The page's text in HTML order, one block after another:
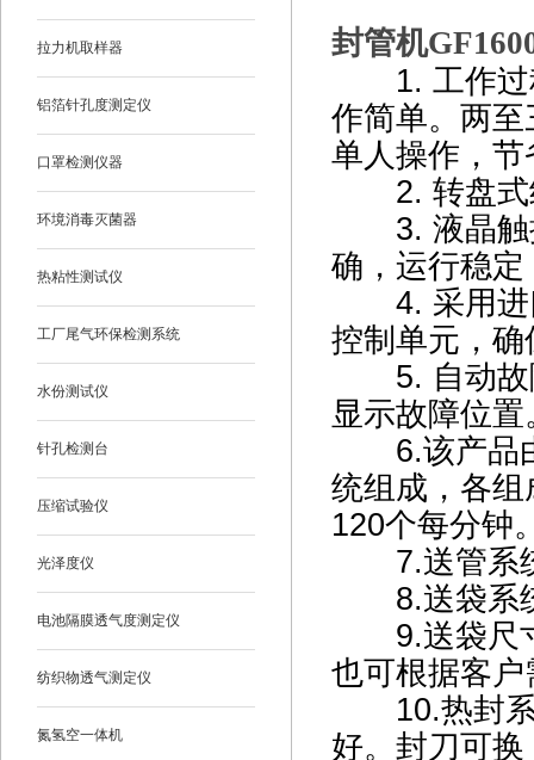
质
拉力机取样器
铝箔针孔度测定仪
口罩检测仪器
环境消毒灭菌器
热粘性测试仪
工厂尾气环保检测系统
水份测试仪
针孔检测台
压缩试验仪
光泽度仪
电池隔膜透气度测定仪
纺织物透气测定仪
氮氢空一体机
封管机
1. 工作过
作简单。两
单人操作，
2. 转盘式
3. 液晶触
确，运行稳
4. 采用进
控制单元，
5. 自动故
显示故障位置
6.该产品由
统组成，各
120个每分钟
7.送管系统
8.送袋系统
9.送袋尺寸
也可根据客
10.热封系
好。封刀可